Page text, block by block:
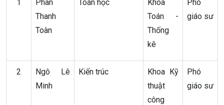
1
Phan
Thanh
Toàn
Toán học
Khoa
Toán -
Thống
kê
Phó
giáo sư
2
Ngô Lê
Minh
Kiến trúc
Khoa Kỹ
thuật
công
Phó
giáo sư